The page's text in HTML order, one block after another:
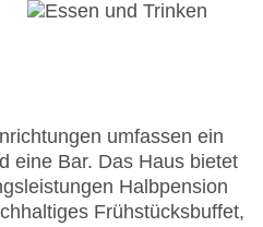
1
umfassen ein
eine Bar. Das Haus bietet
Halbpension
Frühstücksbuffet,